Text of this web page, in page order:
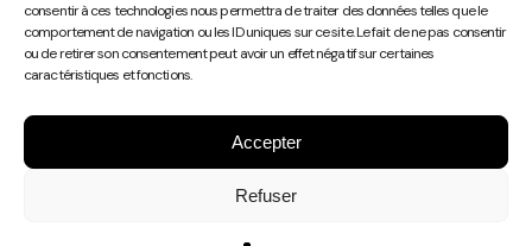
consentir à ces technologies nous permettra de traiter des données telles que le
comportement de navigation ou les ID uniques sur ce site. Le fait de ne pas consentir
ou de retirer son consentement peut avoir un effet négatif sur certaines
caractéristiques et fonctions.
Accepter
Refuser
Play
Video